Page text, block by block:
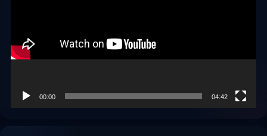
00:00 04:42